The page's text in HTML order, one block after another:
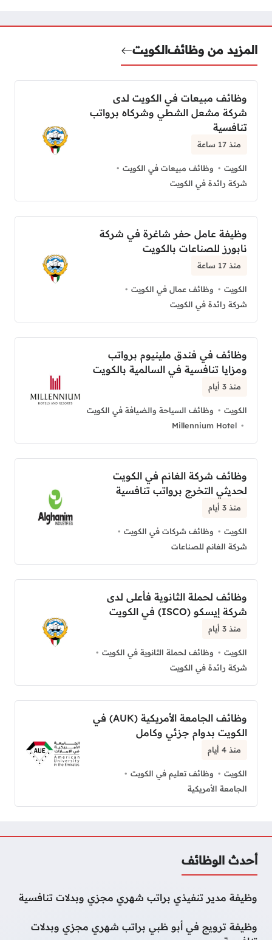
المزيد من وظائفالكويت
وظائف مبيعات في الكويت لدى
شركة مشعل الشطي وشركاه برواتب
تنافسية
منذ 17 ساعة
الكويت
وظائف مبيعات في الكويت
شركة رائدة في الكويت
وظيفة عامل حفر شاغرة في شركة
نابورز للصناعات بالكويت
منذ 17 ساعة
الكويت
وظائف عمال في الكويت
شركة رائدة في الكويت
وظائف في فندق ملينيوم برواتب
ومزايا تنافسية في السالمية بالكويت
منذ 3 أيام
الكويت
وظائف السياحة والضيافة في الكويت
Millennium Hotel
وظائف شركة الغانم في الكويت
لحديثي التخرج برواتب تنافسية
منذ 3 أيام
الكويت
وظائف شركات في الكويت
شركة الغانم للصناعات
وظائف لحملة الثانوية فأعلى لدى
شركة إيسكو (ISCO) في الكويت
منذ 3 أيام
الكويت
وظائف لحملة الثانوية في الكويت
شركة رائدة في الكويت
وظائف الجامعة الأمريكية (AUK) في
الكويت بدوام جزئي وكامل
منذ 4 أيام
الكويت
وظائف تعليم في الكويت
الجامعة الأمريكية
أحدث الوظائف
وظيفة مدير تنفيذي براتب شهري مجزي وبدلات تنافسية
وظيفة ترويج في أبو ظبي براتب شهري مجزي وبدلات